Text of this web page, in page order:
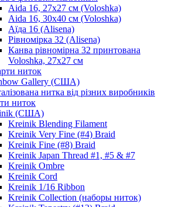
Aida 16, 27х27 см (Voloshka)
Aida 16, 30х40 см (Voloshka)
Аїда 16 (Alisena)
Рівномірка 32 (Alisena)
Канва рівномірна 32 принтована
Voloshka, 27х27 см
ниток
Gallery (США)
нитка від різних виробників
ниток
(США)
Kreinik Blending Filament
Kreinik Very Fine (#4) Braid
Kreinik Fine (#8) Braid
Kreinik Japan Thread #1, #5 & #7
Kreinik Ombre
Kreinik Cord
Kreinik 1/16 Ribbon
Kreinik Collection (наборы ниток)